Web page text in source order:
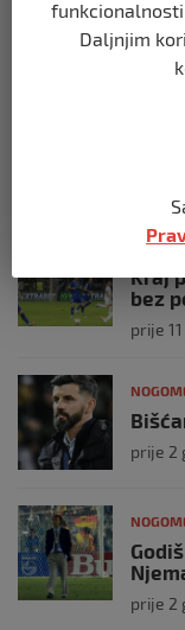
prije
BiH
Kraj
bez
prije
prije 2
prije 2
Daljnjim